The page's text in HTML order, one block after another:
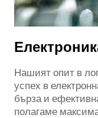
Нашият опит в
успех в
бърза и
полагаме